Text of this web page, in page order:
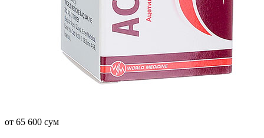
от 65 600 сум